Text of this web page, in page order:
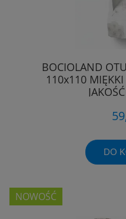
BOCIOLAND
110x110
DO
NOWOŚĆ